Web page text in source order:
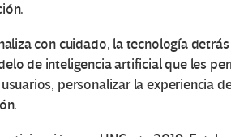
con cuidado, la tecnología
de inteligencia artificial que les
personalizar la experiencia